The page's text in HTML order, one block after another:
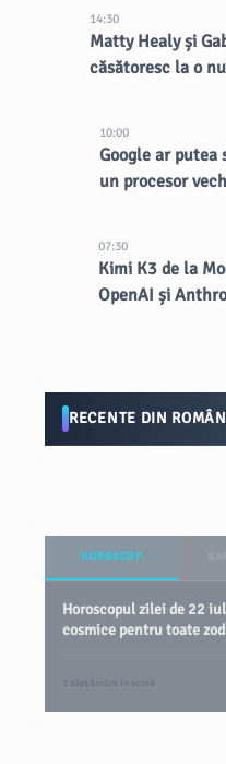
14:30
Matty Healy și
căsătoresc la o
10:00
Google ar putea
un procesor
07:30
Kimi K3 de la
OpenAI și
RECENTE DIN
HOROSCOP
Horoscopul zilei de 22
cosmice pentru toate
2 săptămâni în urmă